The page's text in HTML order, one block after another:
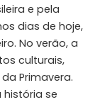
e pela
dias de hoje,
No verão, a
culturais,
Primavera.
história se